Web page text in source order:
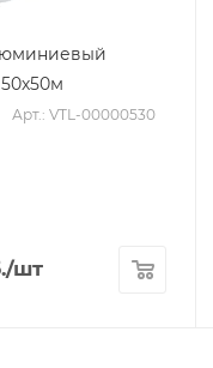
Арт.: VTL-00000530
/шт